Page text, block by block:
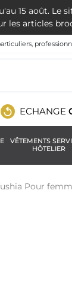
15 août.
les articles
ECHANGE
VÊTEMENTS
HÔTELIER
Pour